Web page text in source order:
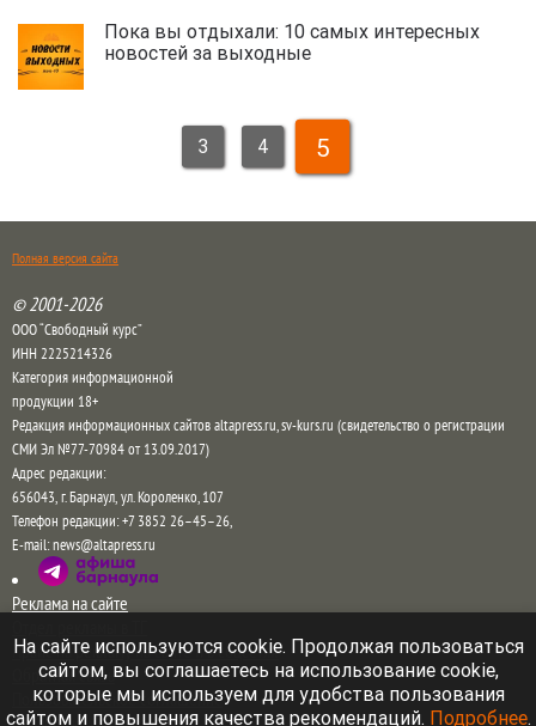
Пока вы отдыхали: 10 самых интересных
новостей за выходные
3 4 5
Полная версия сайта
© 2001-2026
ООО “Свободный курс”
ИНН 2225214326
Категория информационной
продукции 18+
Редакция информационных сайтов altapress.ru, sv-kurs.ru (свидетельство о регистрации
СМИ Эл №77-70984 от 13.09.2017)
Адрес редакции:
656043,г. Барнаул,ул. Короленко, 107
Телефон редакции:+7 3852 26–45–26,
E-mail:news@altapress.ru
Реклама на сайте
Прайс на рекламу на сайте и в соцсетях
Обратная связь
Пользовательское соглашение
На сайте используются cookie. Продолжая пользоваться
сайтом, вы соглашаетесь на использование cookie,
которые мы используем для удобства пользования
сайтом и повышения качества рекомендаций. Подробнее.